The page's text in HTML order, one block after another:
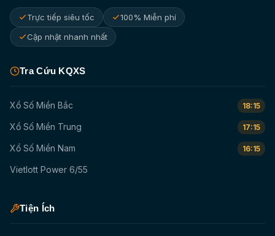
Trực tiếp siêu tốc
100% Miễn phí
Cập nhật nhanh nhất
Tra Cứu KQXS
Xổ Số Miền Bắc 18:15
Xổ Số Miền Trung 17:15
Xổ Số Miền Nam 16:15
Vietlott Power 6/55
Tiện Ích